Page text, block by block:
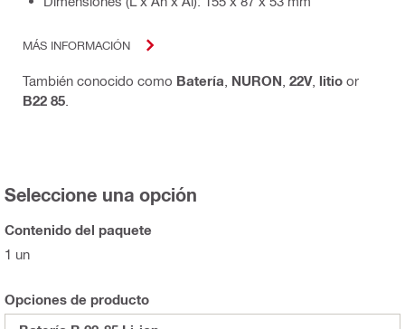
MÁS INFORMACIÓN
También conocido como Batería NURON 22V, litio or
B22 85
Seleccione una opción
Contenido del paquete
1 un
Opciones de producto